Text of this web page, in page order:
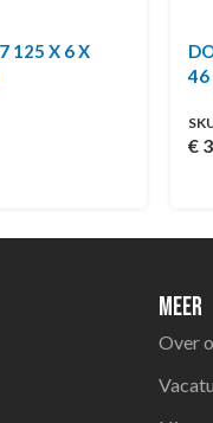
125 X 6 X
46
€
Meer
Over